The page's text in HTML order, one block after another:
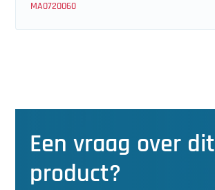
MA0720060
Een vraag over dit
product?